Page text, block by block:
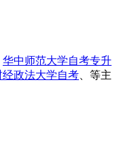
华中师范大学自考专升
经政法大学自考 、等主